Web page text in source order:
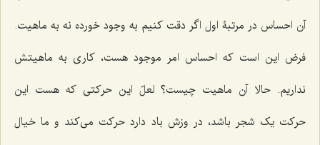
آن احساس در مرتبۀ اول اگر دقت کنیم به وجود خورده نه به ماهیت.
فرض این است که احساس امر موجود هست، کارى به ماهیتش
نداریم. حالا آن ماهیت چیست؟ لعلّ این حرکتى که هست این
حرکت یک شجر باشد، در وزش باد دارد حرکت مى‌کند و ما خیال